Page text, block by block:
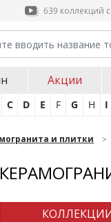
639 коллекций
Акции
C D E F G H I
и плитки